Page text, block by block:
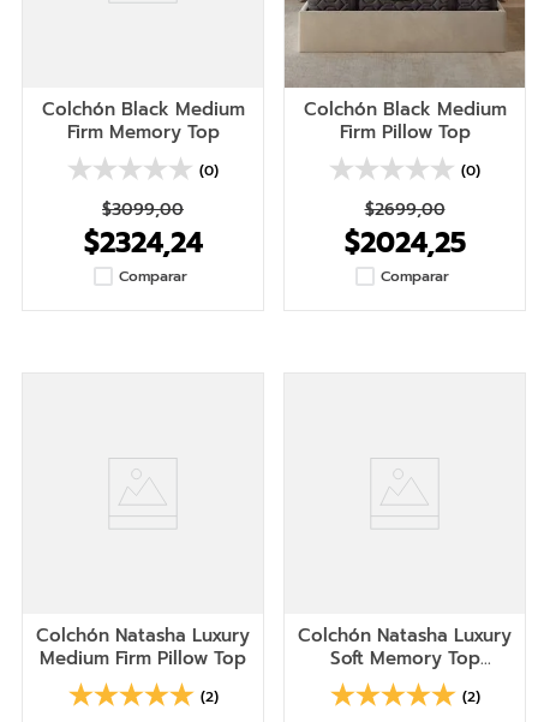
Colchón Black Medium
Firm Memory Top
(0)
$3099,00
$2324,24
Comparar
Colchón Black Medium
Firm Pillow Top
(0)
$2699,00
$2024,25
Comparar
Colchón Natasha Luxury
Medium Firm Pillow Top
(2)
Colchón Natasha Luxury
Soft Memory Top
(Queen - 2 1/2 plazas)
(2)